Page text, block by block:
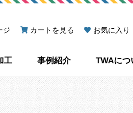
ジ
カートを見る お気に入り
工 事例紹介 TWAにつ